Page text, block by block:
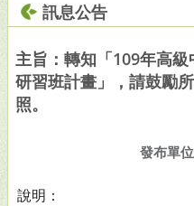
訊息公告
主旨：轉知「109年高
研習班計畫」，請鼓勵
照。
發布單位
說明：